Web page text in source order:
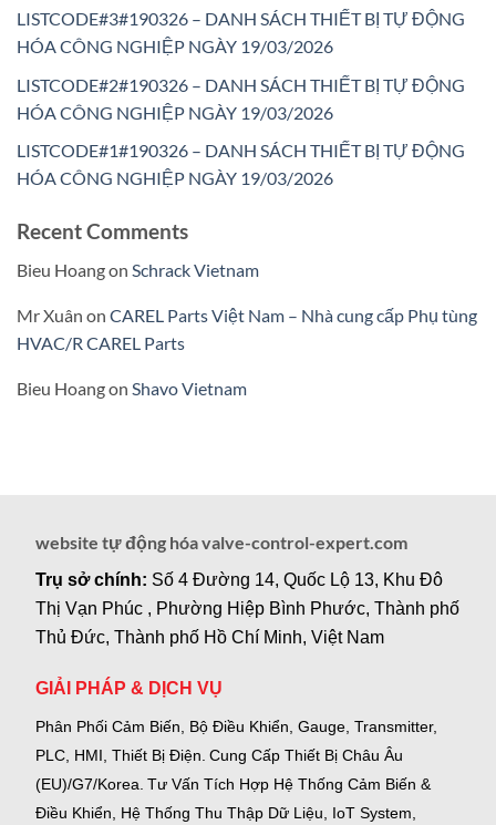
LISTCODE#3#190326 – DANH SÁCH THIẾT BỊ TỰ ĐỘNG
HÓA CÔNG NGHIỆP NGÀY 19/03/2026
LISTCODE#2#190326 – DANH SÁCH THIẾT BỊ TỰ ĐỘNG
HÓA CÔNG NGHIỆP NGÀY 19/03/2026
LISTCODE#1#190326 – DANH SÁCH THIẾT BỊ TỰ ĐỘNG
HÓA CÔNG NGHIỆP NGÀY 19/03/2026
Recent Comments
Bieu Hoangon Schrack Vietnam
Mr Xuân on CAREL Parts Việt Nam – Nhà cung cấp Phụ tùng
HVAC/R CAREL Parts
Bieu Hoangon Shavo Vietnam
website tự động hóa valve-control-expert.com
Trụ sở chính: Số 4 Đường 14, Quốc Lộ 13, Khu Đô
Thị Vạn Phúc , Phường Hiệp Bình Phước, Thành phố
Thủ Đức, Thành phố Hồ Chí Minh, Việt Nam
GIẢI PHÁP & DỊCH VỤ
Phân Phối Cảm Biến, Bộ Điều Khiển, Gauge, Transmitter,
PLC, HMI, Thiết Bị Điện. Cung Cấp Thiết Bị Châu Âu
(EU)/G7/Korea. Tư Vấn Tích Hợp Hệ Thống Cảm Biến &
Điều Khiển, Hệ Thống Thu Thập Dữ Liệu, IoT System,